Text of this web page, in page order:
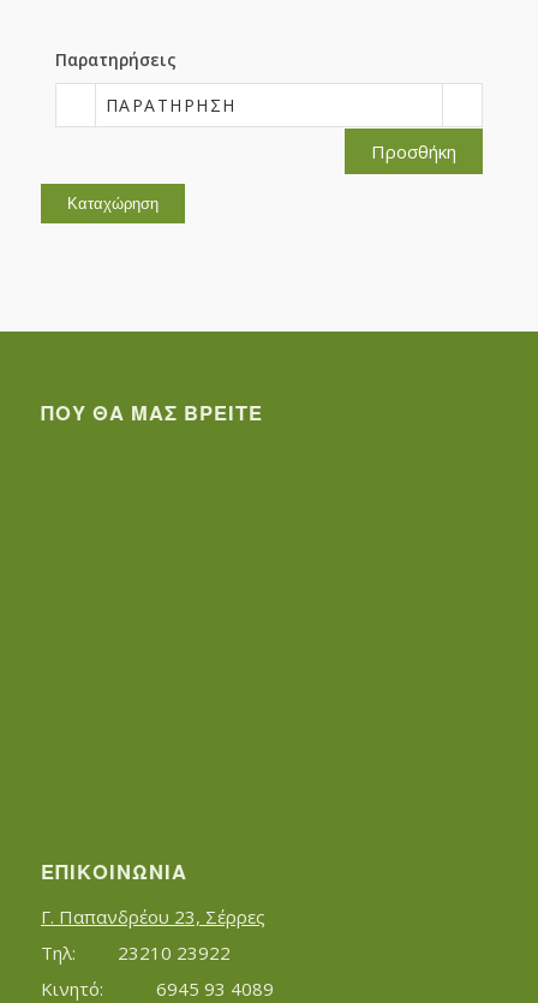
Παρατηρήσεις
ΠΑΡΑΤΉΡΗΣΗ
Προσθήκη
ΠΟΥ ΘΑ ΜΑΣ ΒΡΕΊΤΕ
ΕΠΙΚΟΙΝΩΝΊΑ
Γ. Παπανδρέου 23, Σέρρες
Τηλ:		23210 23922
Κινητό:		6945 93 4089